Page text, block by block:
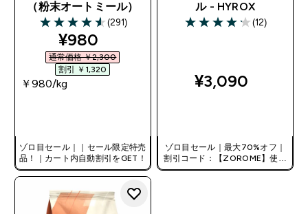
（粉末オートミール）
4.58 out of 5 stars
(291)
discounted price
¥980‎
通常価格 ￥2,300‎
割引 ￥1,320‎
￥980‎/kg
ゾロ目セール｜｜セール限定特売
品！｜カート内自動割引をGET！
ル - HYROX
4.17 out of 5 stars
(12)
¥3,090‎
ゾロ目セール｜最大70%オフ｜
割引コード：【ZOROME】使用
で追加10%オフ！